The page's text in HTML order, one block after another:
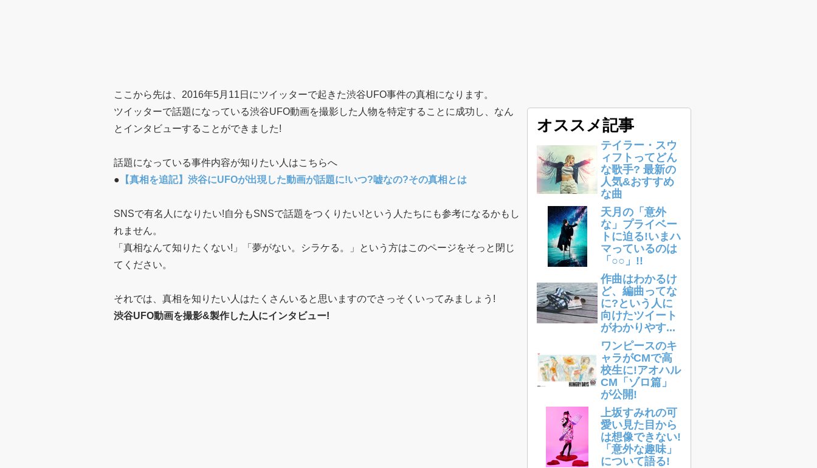
ここから先は、2016年5月11日にツイッターで起きた渋谷UFO事件の真相になります。
ツイッターで話題になっている渋谷UFO動画を撮影した人物を特定することに成功し、なん
とインタビューすることができました!
話題になっている事件内容が知りたい人はこちらへ
● 【真相を追記】渋谷にUFOが出現した動画が話題に!いつ?嘘なの?その真相とは
SNSで有名人になりたい!自分もSNSで話題をつくりたい!という人たちにも参考になるかもし
れません。
「真相なんて知りたくない!」「夢がない。シラケる。」という方はこのページをそっと閉じ
てください。
それでは、真相を知りたい人はたくさんいると思いますのでさっそくいってみましょう!
渋谷UFO動画を撮影&製作した人にインタビュー!
オススメ記事
テイラー・スウ
ィフトってどん
な歌手? 最新の
人気&おすすめ
な曲
天月の「意外
な」プライベー
トに迫る!いまハ
マっているのは
「○○」!!
作曲はわかるけ
ど、編曲ってな
に?という人に
向けたツイート
がわかりやす...
ワンピースのキ
ャラがCMで高
校生に!アオハル
CM「ゾロ篇」
が公開!
上坂すみれの可
愛い見た目から
は想像できない!
「意外な趣味」
について語る!